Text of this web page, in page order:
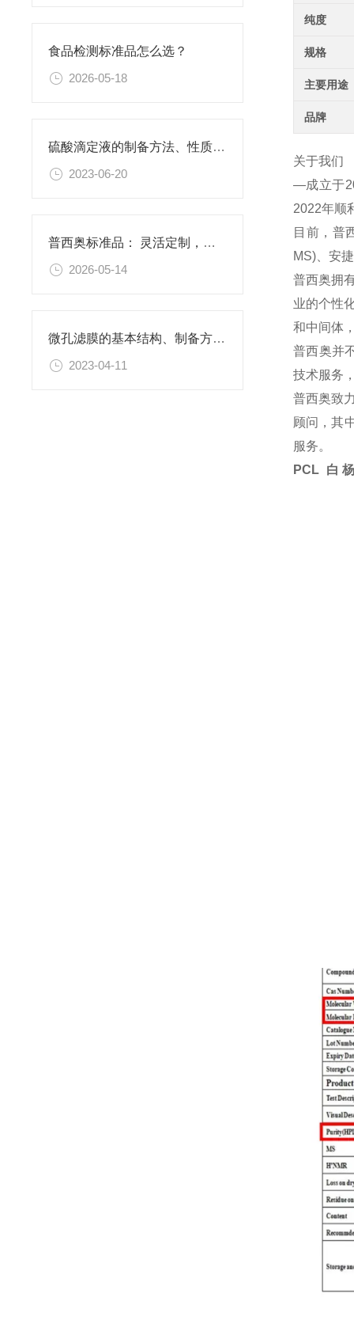
食品检测标准品怎么选？
2026-05-18
硫酸滴定液的制备方法、性质、使用注意事项以及应用领域
2023-06-20
普西奥标准品： 灵活定制，满足特殊需求
2026-05-14
微孔滤膜的基本结构、制备方法、性能特点以及应用领域
2023-04-11
纯度
规格
主要用途
品牌
关于我们
—成立于
2022年顺
目前，普
MS)、安
普西奥拥
业的个性
和中间体
普西奥并
技术服务
普西奥致
顾问，其
服务。
PCL 白